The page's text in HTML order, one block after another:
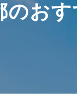
のお